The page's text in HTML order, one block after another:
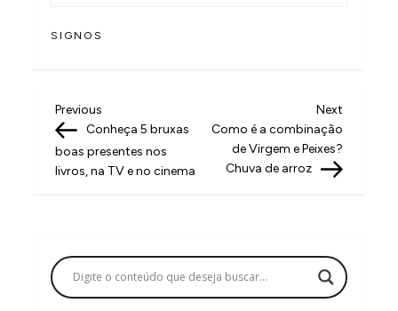
SIGNOS
N
a
v
a
ç
Previous
Post
Previous
Conheça 5 bruxas
boas presentes nos
livros, na TV e no cinema
Next
Post
Next
Como é a combinação
de Virgem e Peixes?
Chuva de arroz